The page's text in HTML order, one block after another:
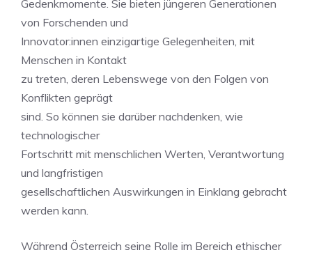
Gedenkmomente. Sie bieten jüngeren Generationen
von Forschenden und
Innovator:innen einzigartige Gelegenheiten, mit
Menschen in Kontakt
zu treten, deren Lebenswege von den Folgen von
Konflikten geprägt
sind. So können sie darüber nachdenken, wie
technologischer
Fortschritt mit menschlichen Werten, Verantwortung
und langfristigen
gesellschaftlichen Auswirkungen in Einklang gebracht
werden kann.
Während Österreich seine Rolle im Bereich ethischer